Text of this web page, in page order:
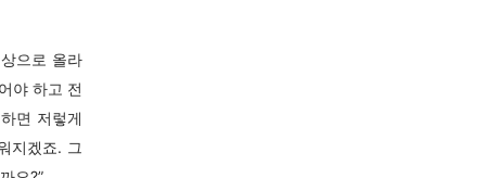
으로 올라
야 하고 전
면 저렇게
지겠죠. 그